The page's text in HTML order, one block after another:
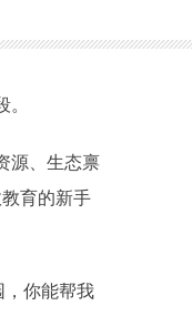
源、生态禀
育的新手
你能帮我